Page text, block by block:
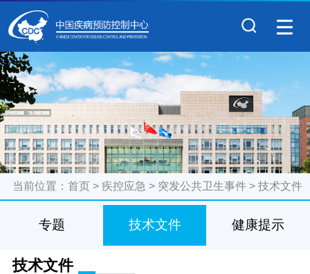
当前位置： 首页> 疾控应急 > 突发公共卫生事件> 技术文件
专题 技术文件 健康提示
技术文件